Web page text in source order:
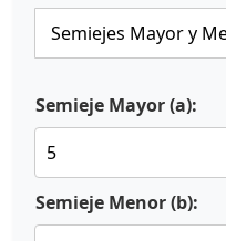
Semieje Mayor (a):
Semieje Menor (b):